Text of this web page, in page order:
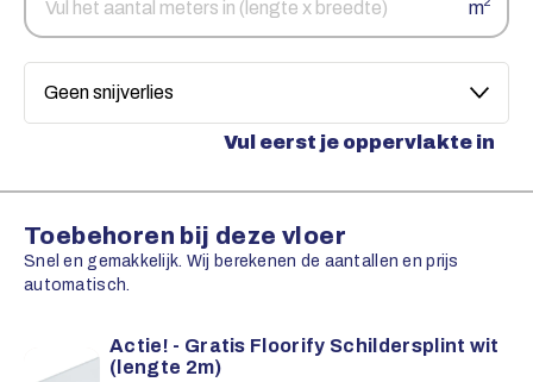
vierkante
m
Vul eerst je oppervlakte in
Toebehoren bij deze vloer
Snel en gemakkelijk. Wij berekenen de aantallen en prijs
automatisch.
Actie! - Gratis Floorify Schildersplint wit
(lengte 2m)